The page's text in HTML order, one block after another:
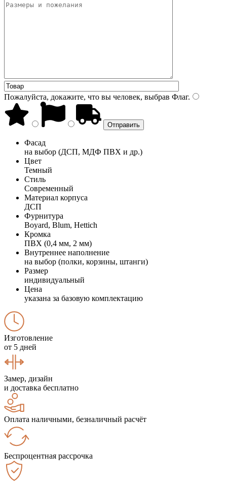
Пожалуйста, докажите, что вы человек, выбрав Флаг.
Фасад
на выбор (ДСП, МДФ ПВХ и др.)
Цвет
Темный
Стиль
Современный
Материал корпуса
ДСП
Фурнитура
Boyard, Blum, Hettich
Кромка
ПВХ (0,4 мм, 2 мм)
Внутреннее наполнение
на выбор (полки, корзины, штанги)
Размер
индивидуальный
Цена
указана за базовую комплектацию
Изготовление
от 5 дней
Замер, дизайн
и доставка бесплатно
Оплата наличными, безналичный расчёт
Беспроцентная рассрочка